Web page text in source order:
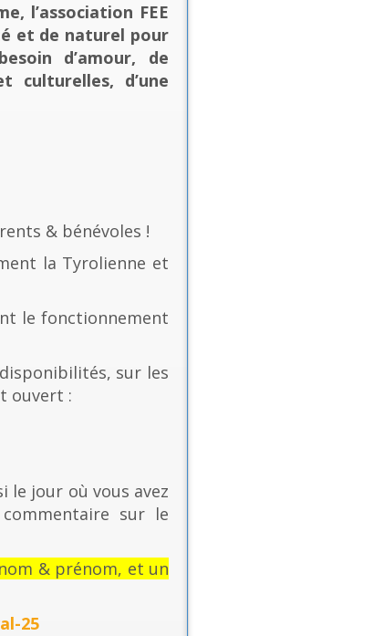
l’association FEE
et de naturel pour
d’amour, de
culturelles, d’une
& bénévoles !
la Tyrolienne et
le fonctionnement
sur les
ouvert :
le jour où vous avez
sur le
& prénom, et un
25